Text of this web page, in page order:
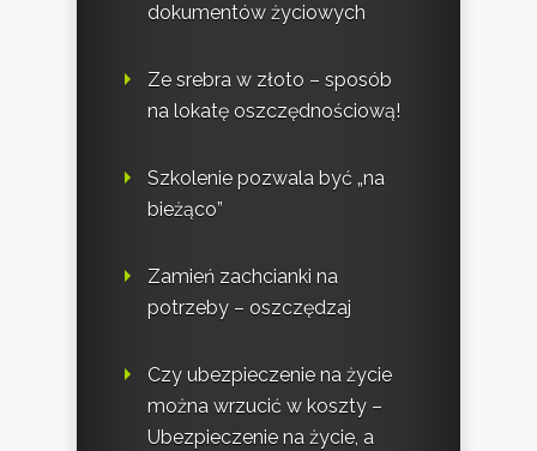
dokumentów życiowych
Ze srebra w złoto – sposób
na lokatę oszczędnościową!
Szkolenie pozwala być „na
bieżąco”
Zamień zachcianki na
potrzeby – oszczędzaj
Czy ubezpieczenie na życie
można wrzucić w koszty –
Ubezpieczenie na życie, a